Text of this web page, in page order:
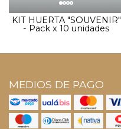
KIT HUERTA "SOUVENIR"
- Pack x 10 unidades
MEDIOS DE PAGO